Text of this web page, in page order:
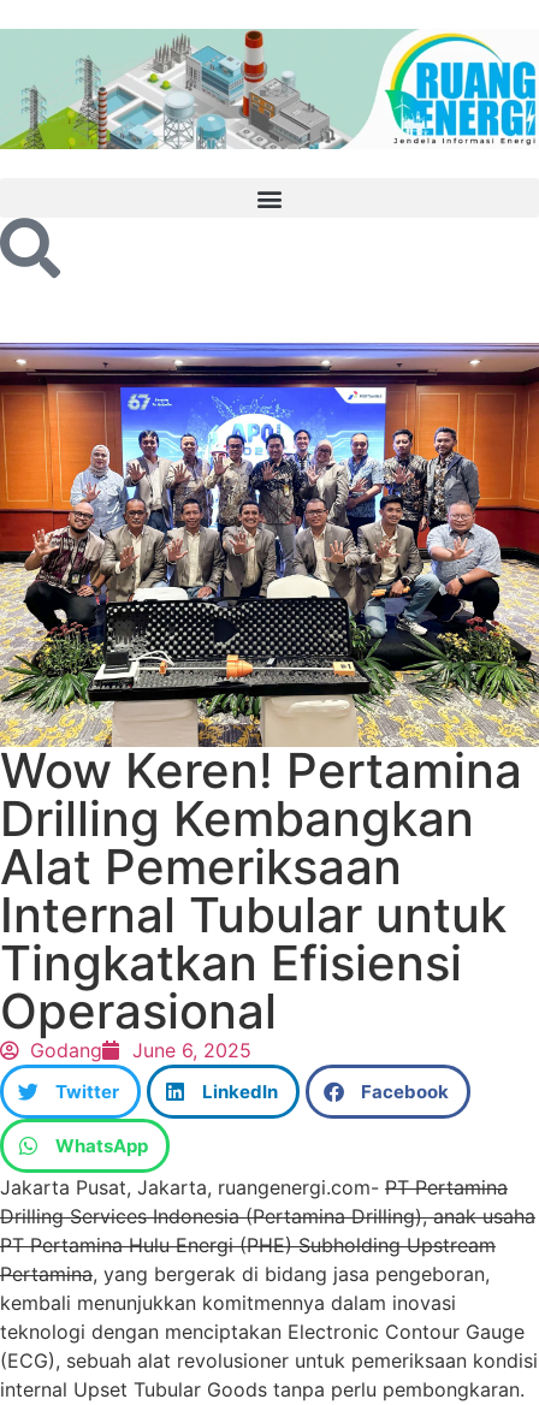
Wow Keren! Pertamina
Drilling Kembangkan
Alat Pemeriksaan
Internal Tubular untuk
Tingkatkan Efisiensi
Operasional
Godang June 6, 2025
Twitter LinkedIn Facebook
WhatsApp
Jakarta Pusat, Jakarta, ruangenergi.com- PT Pertamina
Drilling Services Indonesia (Pertamina Drilling), anak usaha
PT Pertamina Hulu Energi (PHE) Subholding Upstream
Pertamina, yang bergerak di bidang jasa pengeboran,
kembali menunjukkan komitmennya dalam inovasi
teknologi dengan menciptakan Electronic Contour Gauge
(ECG), sebuah alat revolusioner untuk pemeriksaan kondisi
internal Upset Tubular Goods tanpa perlu pembongkaran.